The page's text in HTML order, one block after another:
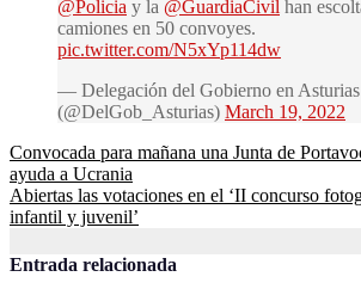
@Policia y la @GuardiaCivil han
camiones en 50 convoyes.
pic.twitter.com/N5xYp114dw
— Delegación del Gobierno en Asturias
(@DelGob_Asturias) March 19, 2022
Navegación
de
entradas
Convocada para mañana una Junta de
ayuda a Ucrania
Abiertas las votaciones en el ‘II concurso
infantil y juvenil’
Entrada relacionada